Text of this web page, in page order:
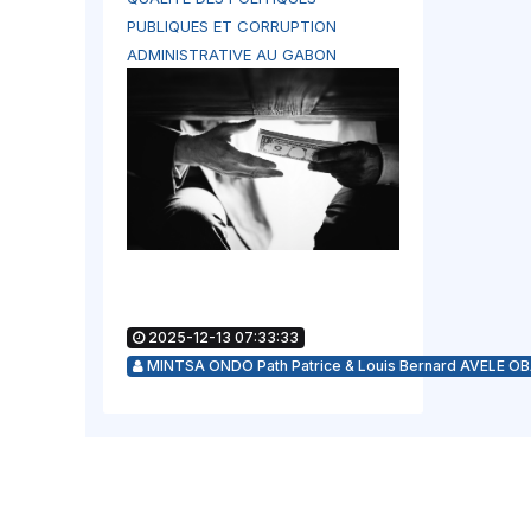
PUBLIQUES ET CORRUPTION
ADMINISTRATIVE AU GABON
2025-12-13 07:33:33
MINTSA ONDO Path Patrice & Louis Bernard AVELE